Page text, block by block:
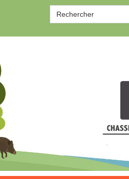
Search
for: